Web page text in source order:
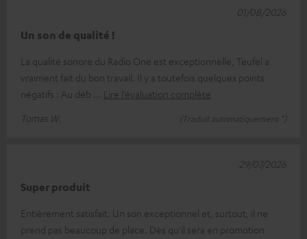
Un son de qualité !
La qualité sonore du Radio One est exceptionnelle, Teufel a
vraiment fait du bon travail. Il y a toutefois quelques points
négatifs : Au déb
Lire l’évaluation complète
Tomas W.
(Traduit automatiquement *)
01/08/2026
Super produit
Entièrement satisfait. Un son exceptionnel et, surtout, il ne
prend pas beaucoup de place. Dès qu'il sera en promotion
29/07/2026